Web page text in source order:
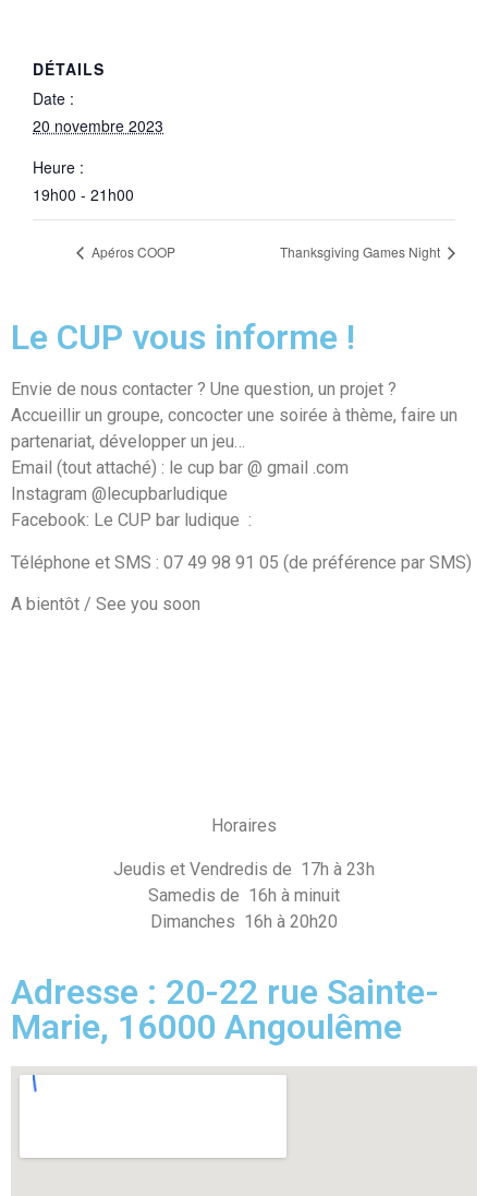
DÉTAILS
Date :
20 novembre 2023
Heure :
19h00 - 21h00
Apéros COOP Thanksgiving Games Night
Le CUP vous informe !
Envie de nous contacter ? Une question, un projet ?
Accueillir un groupe, concocter une soirée à thème, faire un
partenariat, développer un jeu…
Email (tout attaché) : le cup bar @ gmail .com
Instagram @lecupbarludique
Facebook: Le CUP bar ludique :
Téléphone et SMS : 07 49 98 91 05 (de préférence par SMS)
A bientôt / See you soon
Horaires
Jeudis et Vendredis de 17h à 23h
Samedis de 16h à minuit
Dimanches 16h à 20h20
Adresse : 20-22 rue Sainte-
Marie, 16000 Angoulême